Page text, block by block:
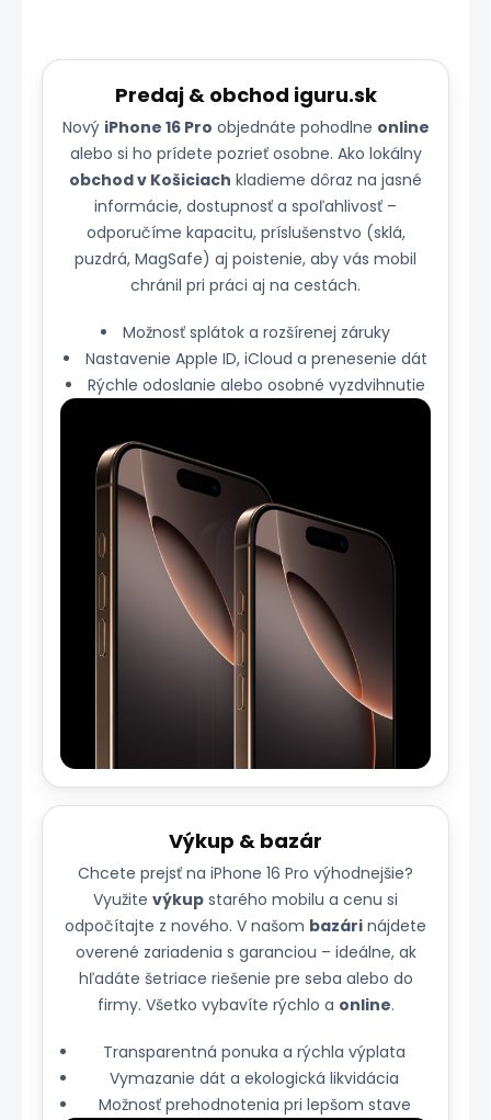
Predaj & obchod iguru.sk
Nový iPhone 16 Pro objednáte pohodlne online
alebo si ho prídete pozrieť osobne. Ako lokálny
obchod v Košiciach kladieme dôraz na jasné
informácie, dostupnosť a spoľahlivosť –
odporučíme kapacitu, príslušenstvo (sklá,
puzdrá, MagSafe) aj poistenie, aby vás mobil
chránil pri práci aj na cestách.
Možnosť splátok a rozšírenej záruky
Nastavenie Apple ID, iCloud a prenesenie dát
Rýchle odoslanie alebo osobné vyzdvihnutie
Výkup & bazár
Chcete prejsť na iPhone 16 Pro výhodnejšie?
Využite výkup starého mobilu a cenu si
odpočítajte z nového. V našom bazári nájdete
overené zariadenia s garanciou – ideálne, ak
hľadáte šetriace riešenie pre seba alebo do
firmy. Všetko vybavíte rýchlo a online.
Transparentná ponuka a rýchla výplata
Vymazanie dát a ekologická likvidácia
Možnosť prehodnotenia pri lepšom stave